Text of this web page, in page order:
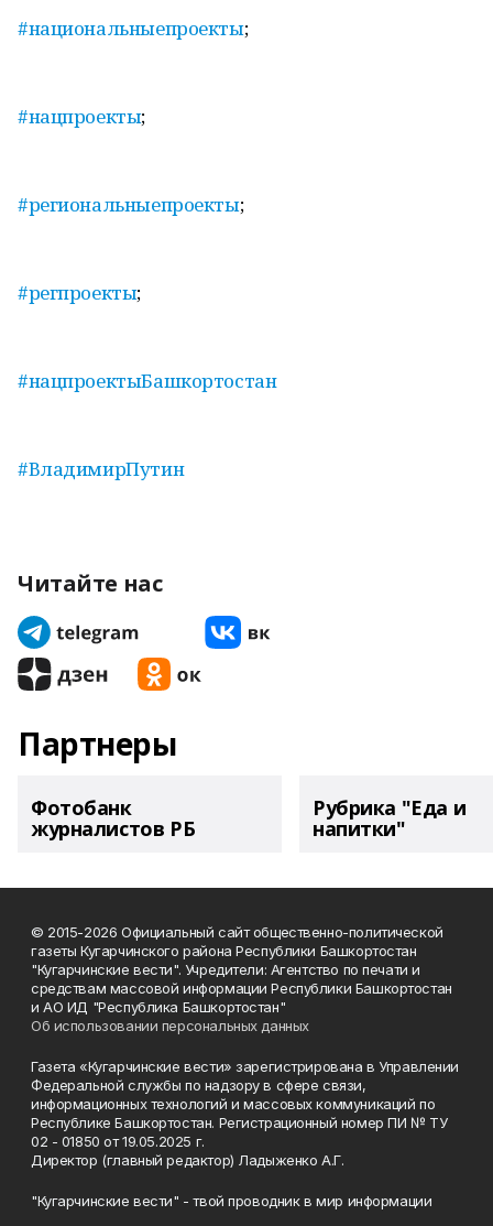
#национальныепроекты;
#нацпроекты;
#региональныепроекты;
#регпроекты;
#нацпроектыБашкортостан
#ВладимирПутин
Читайте нас
Партнеры
Фотобанк
журналистов РБ
Рубрика "Еда и
напитки"
© 2015-2026 Официальный сайт общественно-политической
газеты Кугарчинского района Республики Башкортостан
"Кугарчинские вести". Учредители: Агентство по печати и
средствам массовой информации Республики Башкортостан
и АО ИД "Республика Башкортостан"
Об использовании персональных данных
Газета «Кугарчинские вести» зарегистрирована в Управлении
Федеральной службы по надзору в сфере связи,
информационных технологий и массовых коммуникаций по
Республике Башкортостан. Регистрационный номер ПИ № ТУ
02 - 01850 от 19.05.2025 г.
Директор (главный редактор) Ладыженко А.Г.
"Кугарчинские вести" - твой проводник в мир информации